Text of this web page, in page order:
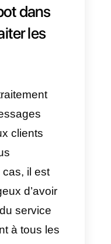
notifications
Telegram,
informer tous
de la
fois qu’un
et que la
des
la commande